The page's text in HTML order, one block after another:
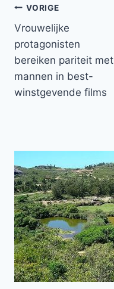
Bericht
navigatie
VORIGE
Vrouwelijke
protagonisten
bereiken pariteit met
mannen in best-
winstgevende films